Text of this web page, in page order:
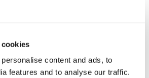
content and ads, to
features and to analyse our traffic.